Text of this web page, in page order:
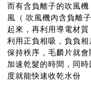
而有含負離子的吹風
風（ 吹風機內含負離
起來，再利用導電材
利用正負相吸，負負
保持秩序， 毛麟片就會
加速乾髮的時間，同
度就能快速收乾水份